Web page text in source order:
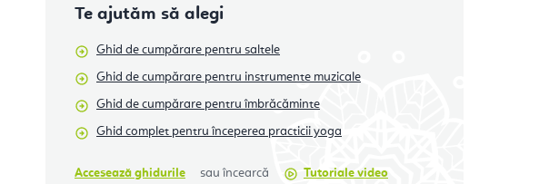
Te ajutăm să alegi
Ghid de cumpărare pentru saltele
Ghid de cumpărare pentru instrumente muzicale
Ghid de cumpărare pentru îmbrăcăminte
Ghid complet pentru începerea practicii yoga
Accesează ghidurile sau încearcă Tutoriale video